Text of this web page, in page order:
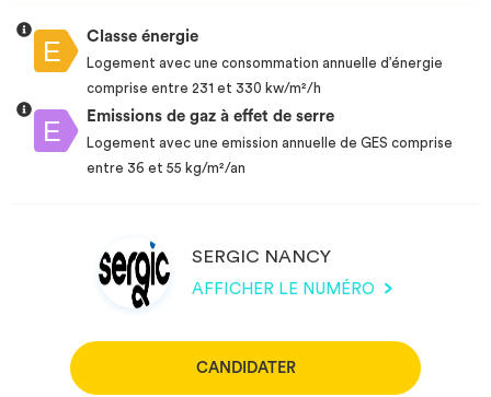
Classe énergie
Logement avec une consommation annuelle d’énergie
comprise entre 231 et 330 kw/m²/h
Emissions de gaz à effet de serre
Logement avec une emission annuelle de GES comprise
entre 36 et 55 kg/m²/an
SERGIC NANCY
AFFICHER LE NUMÉRO
CANDIDATER